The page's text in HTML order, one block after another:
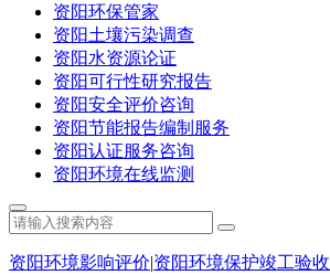
资阳环保管家
资阳土壤污染调查
资阳水资源论证
资阳可行性研究报告
资阳安全评价咨询
资阳节能报告编制服务
资阳认证服务咨询
资阳环境在线监测
资阳环境影响评价|资阳环境保护竣工验收